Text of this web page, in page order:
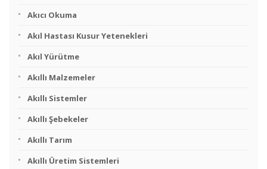
Akıcı Okuma
Akıl Hastası Kusur Yetenekleri
Akıl Yürütme
Akıllı Malzemeler
Akıllı Sistemler
Akıllı Şebekeler
Akıllı Tarım
Akıllı Üretim Sistemleri